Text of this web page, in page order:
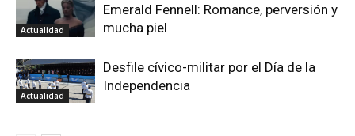
Actualidad
Emerald Fennell: Romance, perversión y
mucha piel
Actualidad
Desfile cívico-militar por el Día de la
Independencia